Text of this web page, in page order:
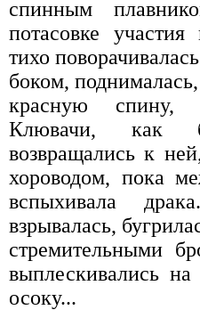
спинным
потасовке
тихо
боком,
красную спину,
Клювачи, как
возвращались к
хороводом, пока
вспыхивала
взрывалась,
стремительными
выплескивались
осоку...